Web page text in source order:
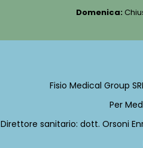
Domenica:
Fisio Medical Group
Per
Direttore sanitario: dott. Orsoni